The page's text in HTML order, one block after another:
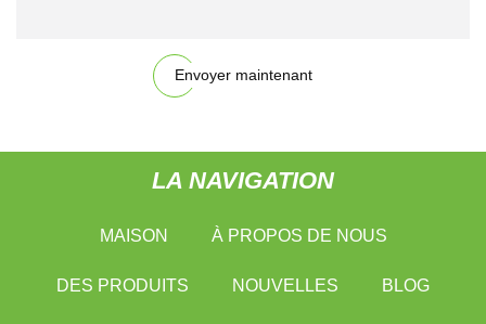
Envoyer maintenant
LA NAVIGATION
MAISON À PROPOS DE NOUS
DES PRODUITS NOUVELLES BLOG